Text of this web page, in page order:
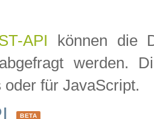
API können die
werden.
für JavaScript.
BETA